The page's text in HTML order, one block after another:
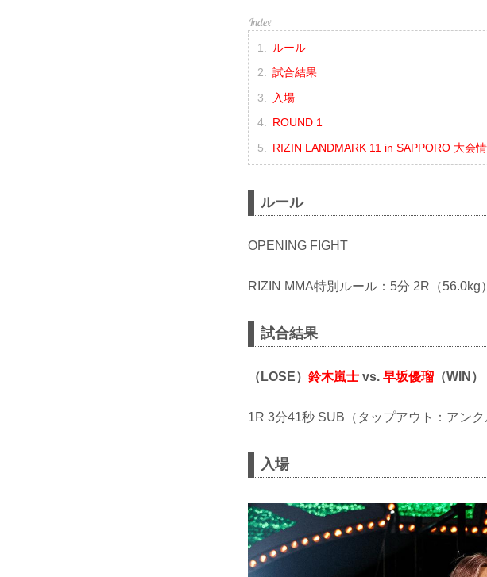
ルール
試合結果
入場
ROUND 1
RIZIN LANDMARK 11 in SAPPORO 大会
ルール
OPENING FIGHT
RIZIN MMA特別ルール：5分 2R（56.0kg）
試合結果
（LOSE） 鈴木嵐士 vs. 早坂優瑠 （WIN）
1R 3分41秒 SUB（タップアウト：アンク
入場